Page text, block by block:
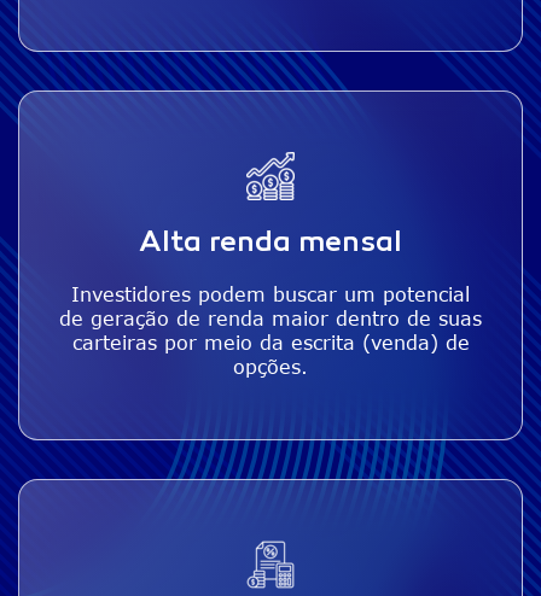
Alta renda mensal
Investidores podem buscar um potencial
de geração de renda maior dentro de suas
carteiras por meio da escrita (venda) de
opções.